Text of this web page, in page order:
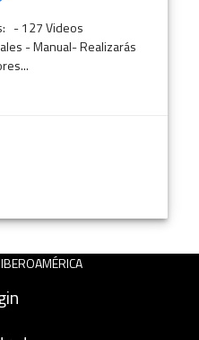
- 127 Videos
- Manual- Realizarás